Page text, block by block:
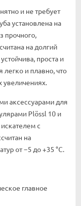
и не требует
установлена на
прочного,
на долгий
проста и
легко и плавно, что
увеличениях.
аксессуарами для
Plössl 10 и
с
на
от −5 до +35 °C.
главное